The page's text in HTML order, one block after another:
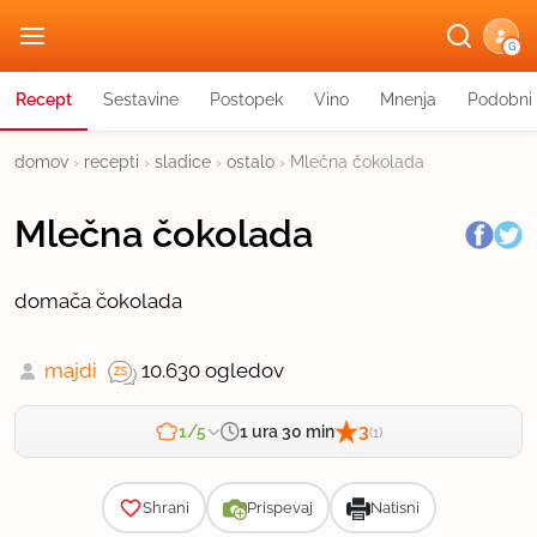
G
Recept Sestavine Postopek Vino Mnenja
domov › recepti › sladice › ostalo › Mlečna čokolada
Mlečna čokolada
domača čokolada
majdi 10.630 ogledov
1/5 1 ura 30 min 3(1)
Shrani Prispevaj Natisni